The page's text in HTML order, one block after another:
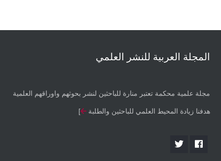
المجلة العربية للنشر العلمي
مجلة علمية محكمة تعتبر منارة للباحثين لنشر بحوثهم واوراقهم العلمية
هدفنا زيادة المحيط العلمي للباحثين والطلبة ]